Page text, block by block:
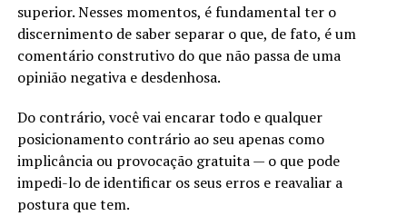
superior. Nesses momentos, é fundamental ter o
discernimento de saber separar o que, de fato, é um
comentário construtivo do que não passa de uma
opinião negativa e desdenhosa.
Do contrário, você vai encarar todo e qualquer
posicionamento contrário ao seu apenas como
implicância ou provocação gratuita — o que pode
impedi-lo de identificar os seus erros e reavaliar a
postura que tem.